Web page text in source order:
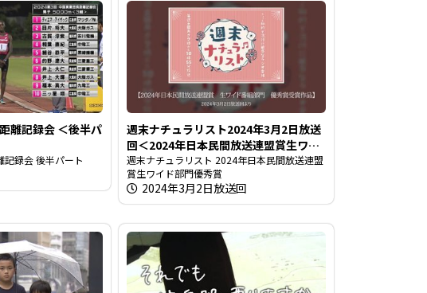
離記録会 ＜後半パ
録会 後半パート
週末ナチュラリスト2024年3月2日放送
回＜2024年日本民間放送連盟賞生ワイ
ド部門優秀賞＞
週末ナチュラリスト 2024年日本民間放送連盟
賞生ワイド部門優秀賞
2024年3月2日放送回